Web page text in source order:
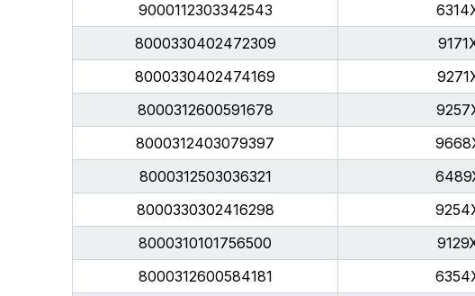
9000112303342543
8000330402472309
8000330402474169
8000312600591678
8000312403079397
8000312503036321
8000330302416298
8000310101756500
8000312600584181